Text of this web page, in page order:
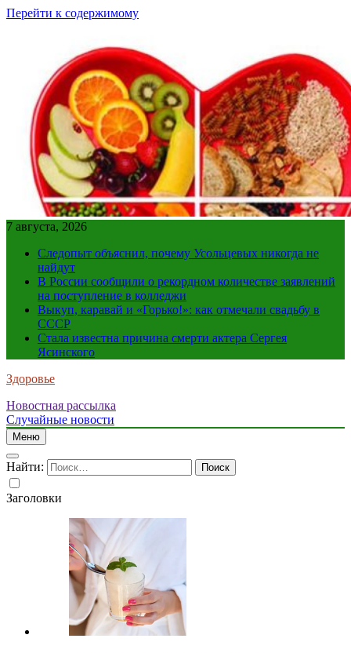
Перейти к содержимому
7 августа, 2026
Следопыт объяснил, почему Усольцевых никогда не
найдут
В России сообщили о рекордном количестве заявлений
на поступление в колледжи
Выкуп, каравай и «Горько!»: как отмечали свадьбу в
СССР
Стала известна причина смерти актера Сергея
Ясинского
Здоровье
Новостная рассылка
Случайные новости
Меню
Найти:
Заголовки